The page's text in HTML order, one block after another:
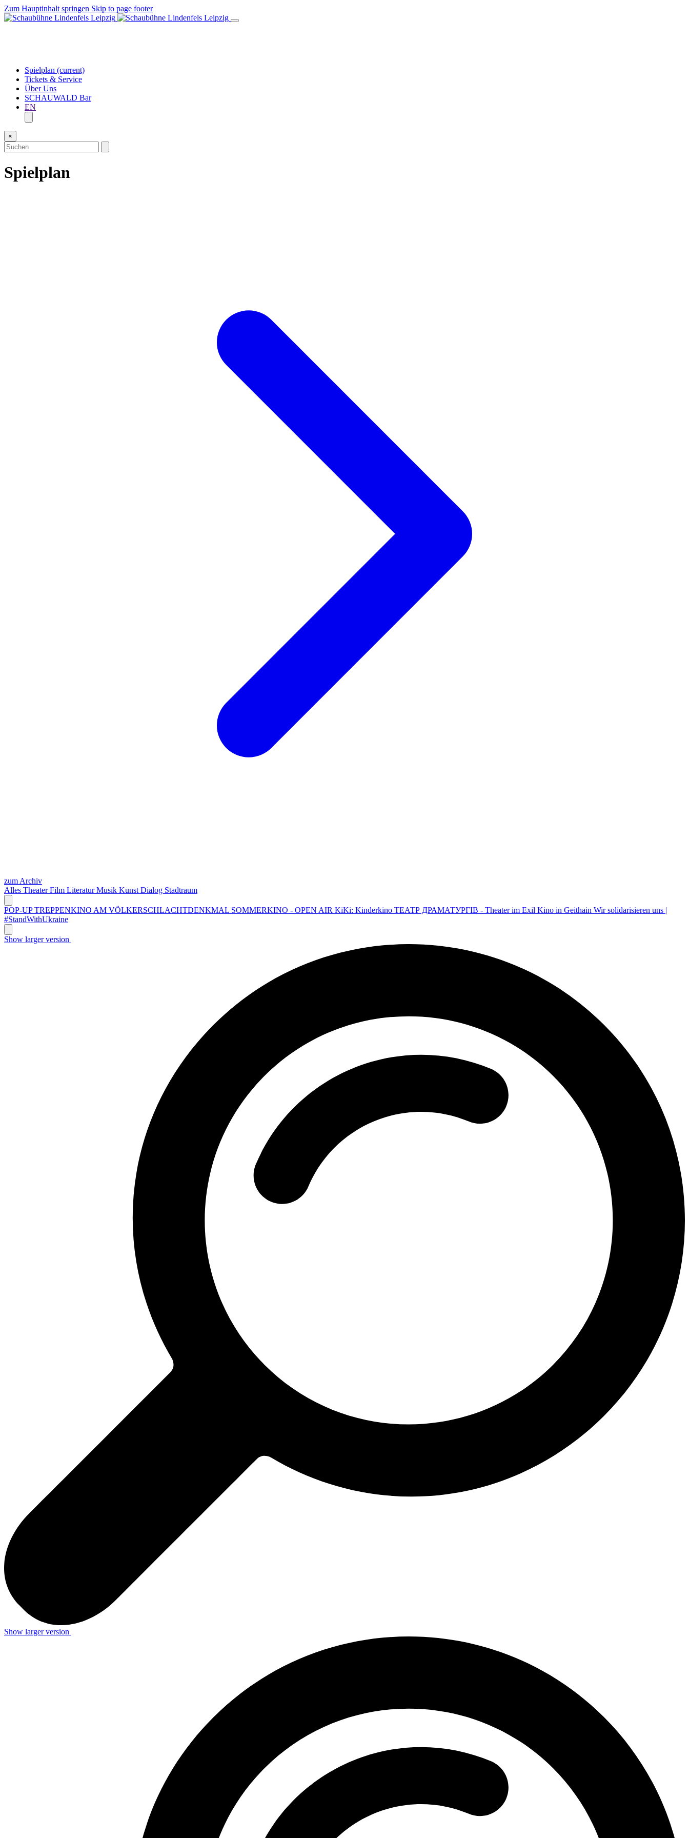
Zum Hauptinhalt springen Skip to page footer
Spielplan (current)
Tickets & Service
Über Uns
SCHAUWALD Bar
EN
×
Spielplan
zum Archiv
Alles TheaterFilm LiteraturMusik Kunst Dialog Stadtraum
POP-UP TREPPENKINO AM VÖLKERSCHLACHTDENKMAL SOMMERKINO - OPEN AIR KiKi: Kinderkino ТЕАТР ДРАМАТУРГІВ - Theater im Exil Kino in Geithain Wir solidarisieren uns |
#StandWithUkraine
Show larger version
Show larger version